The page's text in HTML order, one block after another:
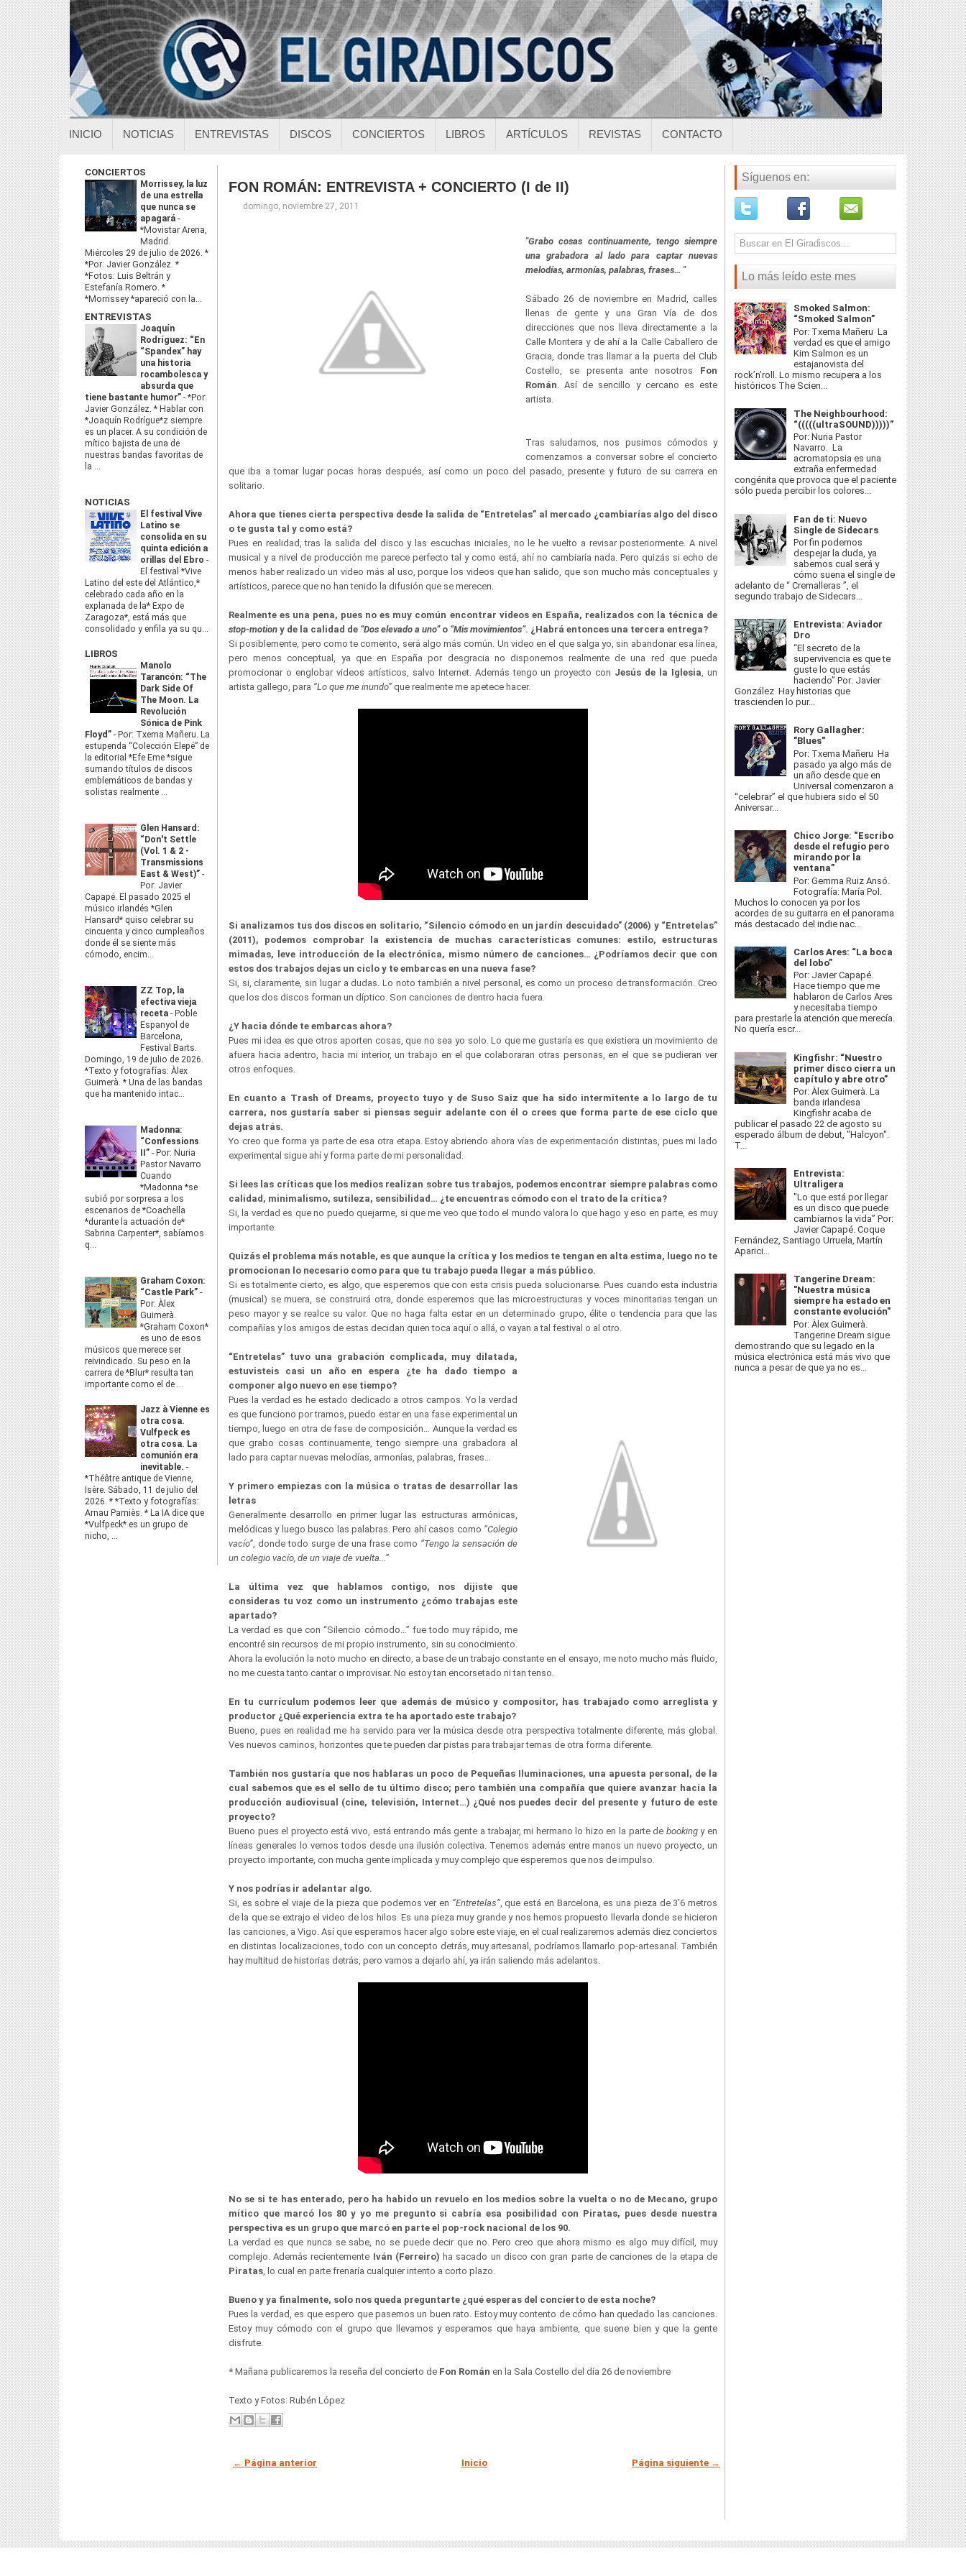
INICIO NOTICIAS ENTREVISTAS DISCOS CONCIERTOS LIBROS ARTÍCULOS REVISTAS CONTACTO
CONCIERTOS
Morrissey, la luz
de una estrella
que nunca se
apagará -
*Movistar Arena,
Madrid.
Miércoles 29 de julio de 2026. *
*Por: Javier González. *
*Fotos: Luis Beltrán y
Estefanía Romero. *
*Morrissey *apareció con la...
ENTREVISTAS
Joaquín
Rodríguez: “En
“Spandex” hay
una historia
rocambolesca y
absurda que
tiene bastante humor” -*Por:
Javier González. * Hablar con
*Joaquín Rodrígue*z siempre
es un placer. A su condición de
mítico bajista de una de
nuestras bandas favoritas de
la ...
NOTICIAS
El festival Vive
Latino se
consolida en su
quinta edición a
orillas del Ebro -
El festival *Vive
Latino del este del Atlántico,*
celebrado cada año en la
explanada de la* Expo de
Zaragoza*, está más que
consolidado y enfila ya su qu...
LIBROS
Manolo
Tarancón: “The
Dark Side Of
The Moon. La
Revolución
Sónica de Pink
Floyd” - Por: Txema Mañeru. La
estupenda “Colección Elepé” de
la editorial *Efe Eme *sigue
sumando títulos de discos
emblemáticos de bandas y
solistas realmente ...
Glen Hansard:
“Don't Settle
(Vol. 1 & 2 -
Transmissions
East & West)” -
Por: Javier
Capapé. El pasado 2025 el
músico irlandés *Glen
Hansard* quiso celebrar su
cincuenta y cinco cumpleaños
donde él se siente más
cómodo, encim...
ZZ Top, la
efectiva vieja
receta - Poble
Espanyol de
Barcelona,
Festival Barts.
Domingo, 19 de julio de 2026.
*Texto y fotografías: Àlex
Guimerà. * Una de las bandas
que ha mantenido intac...
Madonna:
“Confessions
II” - Por: Nuria
Pastor Navarro
Cuando
*Madonna *se
subió por sorpresa a los
escenarios de *Coachella
*durante la actuación de*
Sabrina Carpenter*, sabíamos
q...
Graham Coxon:
“Castle Park” -
Por: Àlex
Guimerà.
*Graham Coxon*
es uno de esos
músicos que merece ser
reivindicado. Su peso en la
carrera de *Blur* resulta tan
importante como el de ...
Jazz à Vienne es
otra cosa.
Vulfpeck es
otra cosa. La
comunión era
inevitable. -
*Théâtre antique de Vienne,
Isère. Sábado, 11 de julio del
2026. * *Texto y fotografías:
Arnau Pamiès. * La IA dice que
*Vulfpeck* es un grupo de
nicho, ...
FON ROMÁN: ENTREVISTA + CONCIERTO (I de II)
domingo, noviembre 27, 2011
"Grabo cosas continuamente, tengo siempre
una grabadora al lado para captar nuevas
melodías, armonías, palabras, frases… "
Sábado 26 de noviembre en Madrid, calles
llenas de gente y una Gran Vía de dos
direcciones que nos lleva directamente a la
Calle Montera y de ahí a la Calle Caballero de
Gracia, donde tras llamar a la puerta del Club
Costello, se presenta ante nosotros Fon
Román. Así de sencillo y cercano es este
artista.
Tras saludarnos, nos pusimos cómodos y
comenzamos a conversar sobre el concierto
que iba a tomar lugar pocas horas después, así como un poco del pasado, presente y futuro de su carrera en
solitario.
Ahora que tienes cierta perspectiva desde la salida de “Entretelas” al mercado ¿cambiarías algo del disco
o te gusta tal y como está?
Pues en realidad, tras la salida del disco y las escuchas iniciales, no le he vuelto a revisar posteriormente. A nivel
musical y a nivel de producción me parece perfecto tal y como está, ahí no cambiaría nada. Pero quizás si echo de
menos haber realizado un video más al uso, porque los videos que han salido, que son mucho más conceptuales y
artísticos, parece que no han tenido la difusión que se merecen.
Realmente es una pena, pues no es muy común encontrar videos en España, realizados con la técnica de
stop-motion y de la calidad de “Dos elevado a uno”o “Mis movimientos”. ¿Habrá entonces una tercera entrega?
Si posiblemente, pero como te comento, será algo más común. Un video en el que salga yo, sin abandonar esa línea,
pero menos conceptual, ya que en España por desgracia no disponemos realmente de una red que pueda
promocionar o englobar videos artísticos, salvo Internet. Además tengo un proyecto con Jesús de la Iglesia, un
artista gallego, para “Lo que me inundo” que realmente me apetece hacer.
Si analizamos tus dos discos en solitario, “Silencio cómodo en un jardín descuidado” (2006) y “Entretelas”
(2011), podemos comprobar la existencia de muchas características comunes: estilo, estructuras
mimadas, leve introducción de la electrónica, mismo número de canciones… ¿Podríamos decir que con
estos dos trabajos dejas un ciclo y te embarcas en una nueva fase?
Si, si, claramente, sin lugar a dudas. Lo noto también a nivel personal, es como un proceso de transformación. Creo
que los dos discos forman un díptico. Son canciones de dentro hacia fuera.
¿Y hacia dónde te embarcas ahora?
Pues mi idea es que otros aporten cosas, que no sea yo solo. Lo que me gustaría es que existiera un movimiento de
afuera hacia adentro, hacia mi interior, un trabajo en el que colaboraran otras personas, en el que se pudieran ver
otros enfoques.
En cuanto a Trash of Dreams, proyecto tuyo y de Suso Saiz que ha sido intermitente a lo largo de tu
carrera, nos gustaría saber si piensas seguir adelante con él o crees que forma parte de ese ciclo que
dejas atrás.
Yo creo que forma ya parte de esa otra etapa. Estoy abriendo ahora vías de experimentación distintas, pues mi lado
experimental sigue ahí y forma parte de mi personalidad.
Si lees las críticas que los medios realizan sobre tus trabajos, podemos encontrar siempre palabras como
calidad, minimalismo, sutileza, sensibilidad… ¿te encuentras cómodo con el trato de la crítica?
Si, la verdad es que no puedo quejarme, si que me veo que todo el mundo valora lo que hago y eso en parte, es muy
importante.
Quizás el problema más notable, es que aunque la crítica y los medios te tengan en alta estima, luego no te
promocionan lo necesario como para que tu trabajo pueda llegar a más público.
Si es totalmente cierto, es algo, que esperemos que con esta crisis pueda solucionarse. Pues cuando esta industria
(musical) se muera, se construirá otra, donde esperemos que las microestructuras y voces minoritarias tengan un
peso mayor y se realce su valor. Que no haga falta estar en un determinado grupo, élite o tendencia para que las
compañías y los amigos de estas decidan quien toca aquí o allá, o vayan a tal festival o al otro.
“Entretelas” tuvo una grabación complicada, muy dilatada,
estuvisteis casi un año en espera ¿te ha dado tiempo a
componer algo nuevo en ese tiempo?
Pues la verdad es he estado dedicado a otros campos. Yo la verdad
es que funciono por tramos, puedo estar en una fase experimental un
tiempo, luego en otra de fase de composición… Aunque la verdad es
que grabo cosas continuamente, tengo siempre una grabadora al
lado para captar nuevas melodías, armonías, palabras, frases…
Y primero empiezas con la música o tratas de desarrollar las
letras
Generalmente desarrollo en primer lugar las estructuras armónicas,
melódicas y luego busco las palabras. Pero ahí casos como “Colegio
vacío”, donde todo surge de una frase como “Tengo la sensación de
un colegio vacío, de un viaje de vuelta...”
La última vez que hablamos contigo, nos dijiste que
consideras tu voz como un instrumento ¿cómo trabajas este
apartado?
La verdad es que con “Silencio cómodo…” fue todo muy rápido, me
encontré sin recursos de mi propio instrumento, sin su conocimiento.
Ahora la evolución la noto mucho en directo, a base de un trabajo constante en el ensayo, me noto mucho más fluido,
no me cuesta tanto cantar o improvisar. No estoy tan encorsetado ni tan tenso.
En tu currículum podemos leer que además de músico y compositor, has trabajado como arreglista y
productor ¿Qué experiencia extra te ha aportado este trabajo?
Bueno, pues en realidad me ha servido para ver la música desde otra perspectiva totalmente diferente, más global.
Ves nuevos caminos, horizontes que te pueden dar pistas para trabajar temas de otra forma diferente.
También nos gustaría que nos hablaras un poco de Pequeñas Iluminaciones, una apuesta personal, de la
cual sabemos que es el sello de tu último disco; pero también una compañía que quiere avanzar hacia la
producción audiovisual (cine, televisión, Internet…) ¿Qué nos puedes decir del presente y futuro de este
proyecto?
Bueno pues el proyecto está vivo, está entrando más gente a trabajar, mi hermano lo hizo en la parte de bookingy en
líneas generales lo vemos todos desde una ilusión colectiva. Tenemos además entre manos un nuevo proyecto, un
proyecto importante, con mucha gente implicada y muy complejo que esperemos que nos de impulso.
Y nos podrías ir adelantar algo.
Si, es sobre el viaje de la pieza que podemos ver en “Entretelas”, que está en Barcelona, es una pieza de 3’6 metros
de la que se extrajo el video de los hilos. Es una pieza muy grande y nos hemos propuesto llevarla donde se hicieron
las canciones, a Vigo. Así que esperamos hacer algo sobre este viaje, en el cual realizaremos además diez conciertos
en distintas localizaciones, todo con un concepto detrás, muy artesanal, podríamos llamarlo pop-artesanal. También
hay multitud de historias detrás, pero vamos a dejarlo ahí, ya irán saliendo más adelantos.
No se si te has enterado, pero ha habido un revuelo en los medios sobre la vuelta o no de Mecano, grupo
mítico que marcó los 80 y yo me pregunto si cabría esa posibilidad con Piratas, pues desde nuestra
perspectiva es un grupo que marcó en parte el pop-rock nacional de los 90.
La verdad es que nunca se sabe, no se puede decir que no. Pero creo que ahora mismo es algo muy difícil, muy
complejo. Además recientemente Iván (Ferreiro) ha sacado un disco con gran parte de canciones de la etapa de
Piratas, lo cual en parte frenaría cualquier intento a corto plazo.
Bueno y ya finalmente, solo nos queda preguntarte ¿qué esperas del concierto de esta noche?
Pues la verdad, es que espero que pasemos un buen rato. Estoy muy contento de cómo han quedado las canciones.
Estoy muy cómodo con el grupo que llevamos y esperamos que haya ambiente, que suene bien y que la gente
disfrute.
* Mañana publicaremos la reseña del concierto de Fon Román en la Sala Costello del día 26 de noviembre
Texto y Fotos: Rubén López
← Página anterior Página siguiente →
Inicio
Síguenos en:
Lo más leído este mes
Smoked Salmon:
“Smoked Salmon”
Por: Txema Mañeru La
verdad es que el amigo
Kim Salmon es un
estajanovista del
rock’n’roll. Lo mismo recupera a los
históricos The Scien...
The Neighbourhood:
“(((((ultraSOUND)))))”
Por: Nuria Pastor
Navarro. La
acromatopsia es una
extraña enfermedad
congénita que provoca que el paciente
sólo pueda percibir los colores...
Fan de ti: Nuevo
Single de Sidecars
Por fin podemos
despejar la duda, ya
sabemos cual será y
cómo suena el single de
adelanto de “ Cremalleras ”, el
segundo trabajo de Sidecars...
Entrevista: Aviador
Dro
“El secreto de la
supervivencia es que te
guste lo que estás
haciendo” Por: Javier
González Hay historias que
trascienden lo pur...
Rory Gallagher:
"Blues"
Por: Txema Mañeru Ha
pasado ya algo más de
un año desde que en
Universal comenzaron a
“celebrar” el que hubiera sido el 50
Aniversar...
Chico Jorge: “Escribo
desde el refugio pero
mirando por la
ventana”
Por: Gemma Ruiz Ansó.
Fotografía: María Pol.
Muchos lo conocen ya por los
acordes de su guitarra en el panorama
más destacado del indie nac...
Carlos Ares: “La boca
del lobo”
Por: Javier Capapé.
Hace tiempo que me
hablaron de Carlos Ares
y necesitaba tiempo
para prestarle la atención que merecía.
No quería escr...
Kingfishr: “Nuestro
primer disco cierra un
capítulo y abre otro”
Por: Àlex Guimerà. La
banda irlandesa
Kingfishr acaba de
publicar el pasado 22 de agosto su
esperado álbum de debut, "Halcyon".
T...
Entrevista:
Ultraligera
"Lo que está por llegar
es un disco que puede
cambiarnos la vida” Por:
Javier Capapé. Coque
Fernández, Santiago Urruela, Martín
Aparici...
Tangerine Dream:
"Nuestra música
siempre ha estado en
constante evolución"
Por: Àlex Guimerà.
Tangerine Dream sigue
demostrando que su legado en la
música electrónica está más vivo que
nunca a pesar de que ya no es...